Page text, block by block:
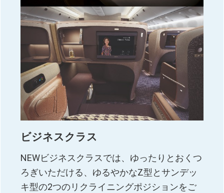
ビジネスクラス
NEWビジネスクラスでは、ゆったりとおくつ
ろぎいただける、ゆるやかなZ型とサンデッ
キ型の2つのリクライニングポジションをご